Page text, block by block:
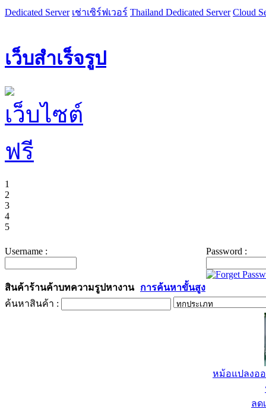
Dedicated Server เช่าเซิร์ฟเวอร์ Thailand Dedicated Server Cloud
เว็บสำเร็จรูป
1
2
3
4
5
Username : Password :
สินค้าร้านค้าบทความรูปหางาน
การค้นหาขั้นสูง
ค้นหาสินค้า :
หม้อแปลงออ
ลด